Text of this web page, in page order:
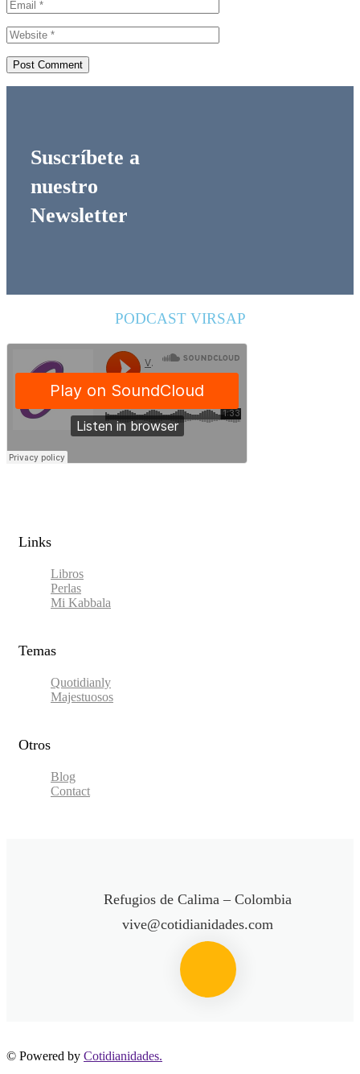
Suscríbete a
nuestro
Newsletter
PODCAST VIRSAP
Links​
Libros
Perlas
Mi Kabbala
Temas
Quotidianly
Majestuosos
Otros
Blog
Contact
Refugios de Calima – Colombia
vive@cotidianidades.com
© Powered by Cotidianidades.